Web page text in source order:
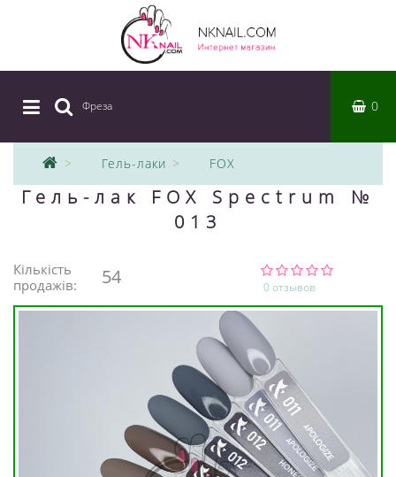
Фреза 0
Гель-лаки FOX
Гель-лак FOX Spectrum №
013
Кількість
продажів:
54 0 отзывов